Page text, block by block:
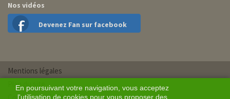
Nos vidéos
Devenez Fan sur facebook
En poursuivant votre navigation, vous acceptez
l'utilisation de cookies pour vous proposer des
Mentions légales
Plan du site